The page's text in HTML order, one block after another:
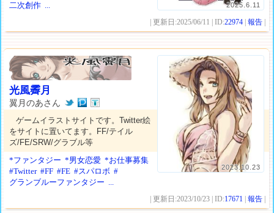
2025.6.11
二次創作 ...
| 更新日:2025/06/11 | ID:22974 |報告
2023.10.23
光風霽月
翼月のあさん
ゲームイラストサイトです。Twitter絵
をサイトに置いてます。FF/テイル
ズ/FE/SRW/グラブル等
*ファンタジー *男女恋愛 *お仕事募集
#Twitter #FF #FE #スパロボ #
グランブルーファンタジー ...
| 更新日:2023/10/23 | ID:17671 |報告